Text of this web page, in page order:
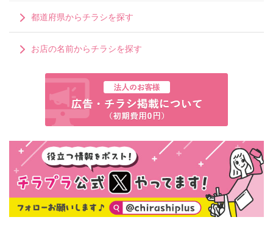
都道府県からチラシを探す
お店の名前からチラシを探す